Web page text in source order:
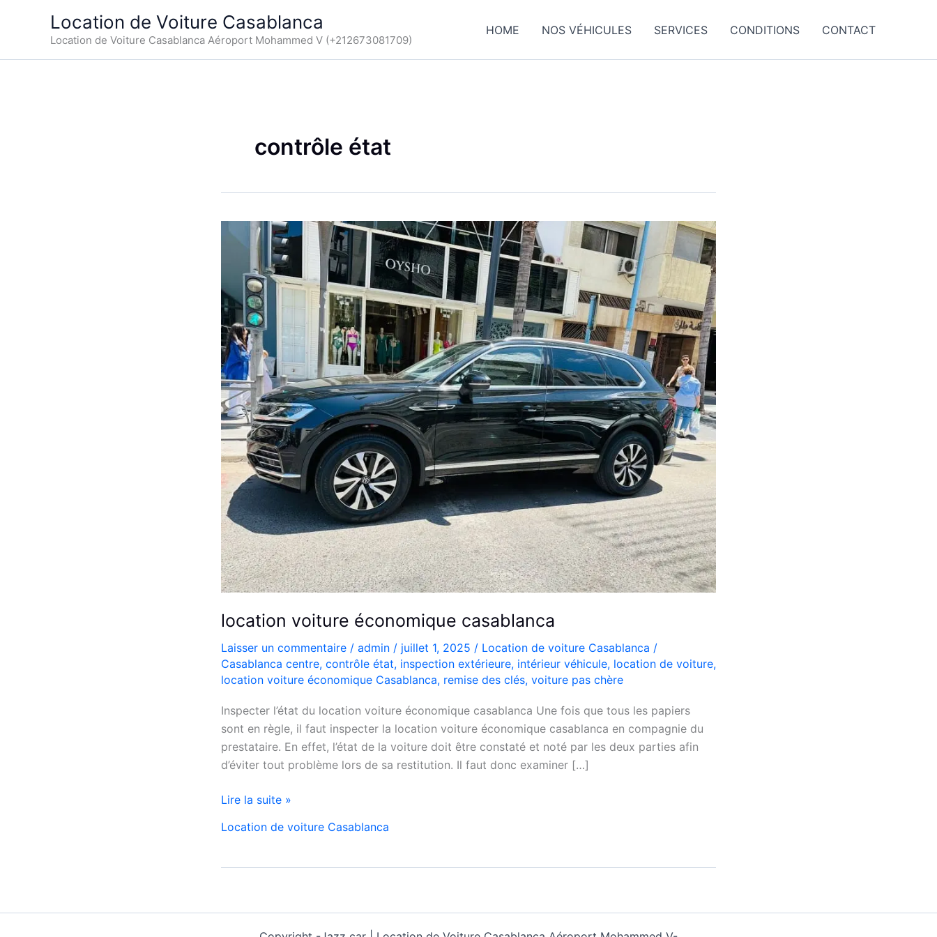
Location de Voiture Casablanca
Location de Voiture Casablanca Aéroport Mohammed V (+212673081709)
HOME NOS VÉHICULES SERVICES CONDITIONS CONTACT
contrôle état
location voiture économique casablanca
Laisser un commentaire / admin / juillet 1, 2025 / Location de voiture Casablanca /
Casablanca centre, contrôle état, inspection extérieure, intérieur véhicule, location de voiture,
location voiture économique Casablanca, remise des clés, voiture pas chère
Inspecter l’état du location voiture économique casablanca Une fois que tous les papiers
sont en règle, il faut inspecter la location voiture économique casablanca en compagnie du
prestataire. En effet, l’état de la voiture doit être constaté et noté par les deux parties afin
d’éviter tout problème lors de sa restitution. Il faut donc examiner […]
location
économique
Lire la suite »
Location de voiture Casablanca